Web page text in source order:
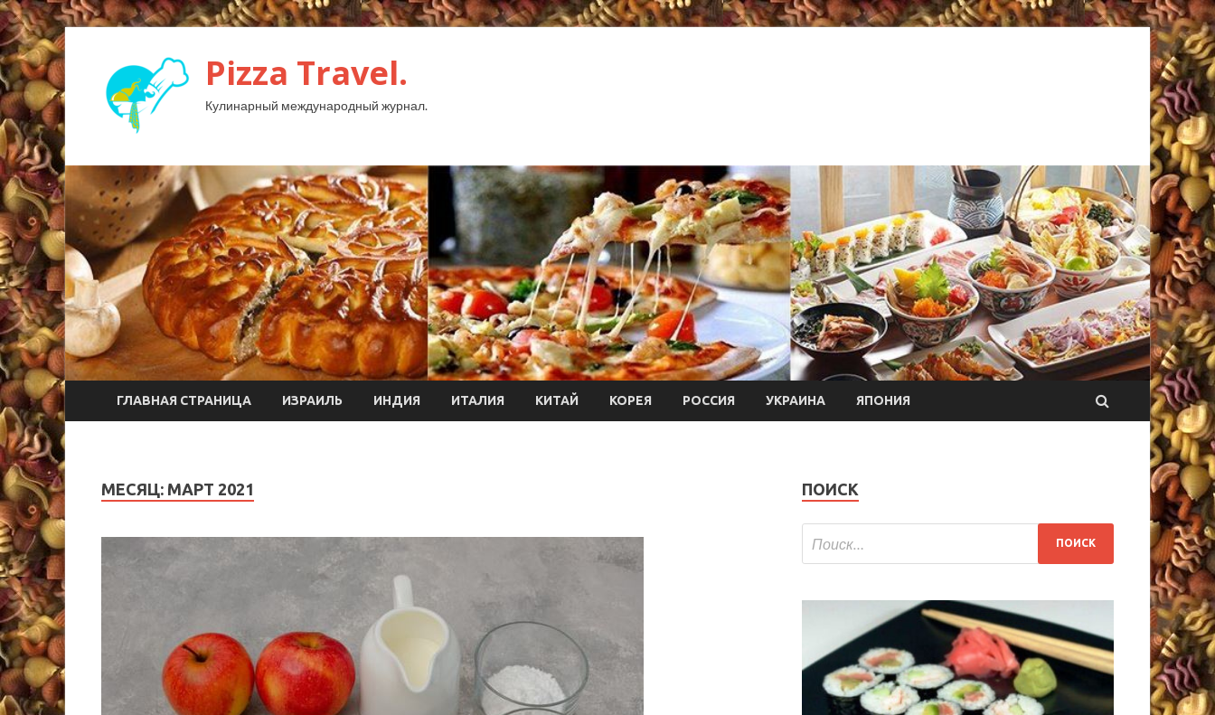
Pizza Travel.
Кулинарный международный журнал.
ГЛАВНАЯ СТРАНИЦА ИЗРАИЛЬ ИНДИЯ ИТАЛИЯ КИТАЙ КОРЕЯ РОССИЯ УКРАИНА ЯПОНИЯ
МЕСЯЦ: МАРТ 2021 ПОИСК